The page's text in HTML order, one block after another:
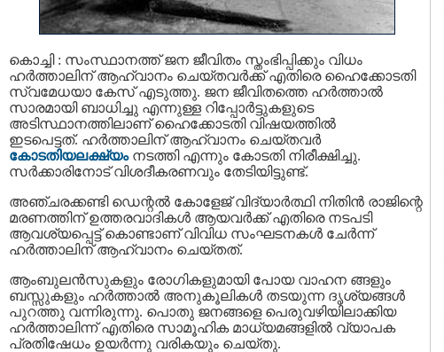
കൊച്ചി : സംസ്ഥാനത്ത് ജന ജീവിതം സ്തംഭിപ്പിക്കും വിധം
ഹര്‍ത്താലിന് ആഹ്വാനം ചെയ്തവര്‍ക്ക് എതിരെ ഹൈക്കോടതി
സ്വമേധയാ കേസ് എടുത്തു. ജന ജീവിതത്തെ ഹര്‍ത്താല്‍
സാരമായി ബാധിച്ചു എന്നുള്ള റിപ്പോർട്ടുകളുടെ
അടിസ്ഥാനത്തിലാണ് ഹൈക്കോടതി വിഷയത്തിൽ
ഇടപെട്ടത്. ഹര്‍ത്താലിന് ആഹ്വാനം ചെയ്തവര്‍
കോടതിയലക്ഷ്യംനടത്തി എന്നും കോടതി നിരീക്ഷിച്ചു.
സർക്കാരിനോട് വിശദീകരണവും തേടിയിട്ടുണ്ട്.
അഞ്ചരക്കണ്ടി ഡെന്റൽ കോളേജ് വിദ്യാർത്ഥി നിതിൻ രാജിന്റെ
മരണത്തിന് ഉത്തരവാദികൾ ആയവർക്ക് എതിരെ നടപടി
ആവശ്യപ്പെട്ട് കൊണ്ടാണ് വിവിധ സംഘടനകൾ ചേർന്ന്
ഹർത്താലിന് ആഹ്വാനം ചെയ്തത്.
ആംബുലൻസുകളും രോഗികളുമായി പോയ വാഹന ങ്ങളും
ബസ്സുകളും ഹര്‍ത്താല്‍ അനുകൂലികള്‍ തടയുന്ന ദൃശ്യങ്ങള്‍
പുറത്തു വന്നിരുന്നു. പൊതു ജനങ്ങളെ പെരുവഴിയിലാക്കിയ
ഹര്‍ത്താലിന്ന് എതിരെ സാമൂഹിക മാധ്യമങ്ങളിൽ വ്യാപക
പ്രതിഷേധം ഉയർന്നു വരികയും ചെയ്തു.